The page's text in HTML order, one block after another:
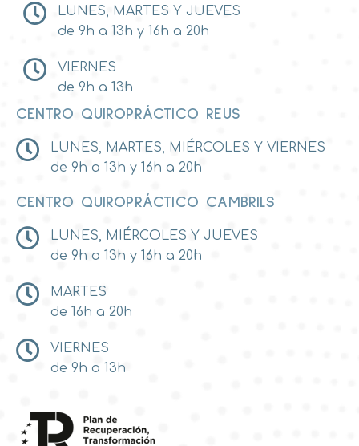
LUNES, MARTES Y JUEVES
de 9h a 13h y 16h a 20h
VIERNES
de 9h a 13h
CENTRO QUIROPRÁCTICO REUS
LUNES, MARTES, MIÉRCOLES Y VIERNES
de 9h a 13h y 16h a 20h
CENTRO QUIROPRÁCTICO CAMBRILS
LUNES, MIÉRCOLES Y JUEVES
de 9h a 13h y 16h a 20h
MARTES
de 16h a 20h
VIERNES
de 9h a 13h